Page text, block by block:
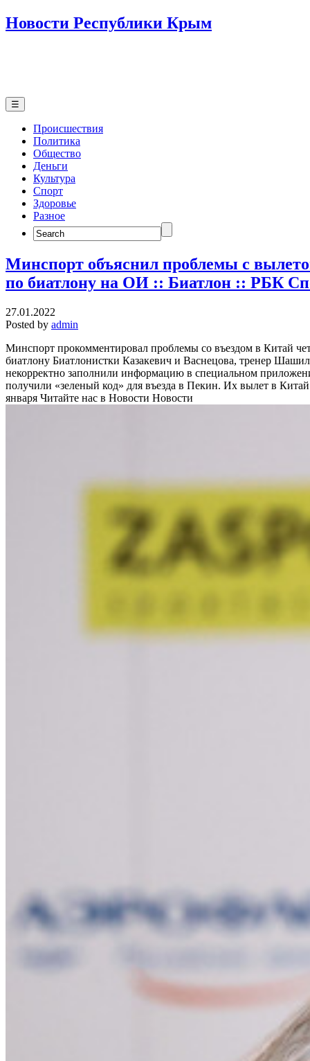
Новости Республики Крым
☰
Происшествия
Политика
Общество
Деньги
Культура
Спорт
Здоровье
Разное
Search
for:
Минспорт объяснил проблемы с
по биатлону на ОИ :: Биатлон :: РБК
27.01.2022
Posted by admin
Минспорт прокомментировал проблемы со въездом в Китай
биатлону Биатлонистки Казакевич и Васнецова, тренер
некорректно заполнили информацию в специальном
получили «зеленый код» для въезда в Пекин. Их вылет в
января Читайте нас в Новости Новости